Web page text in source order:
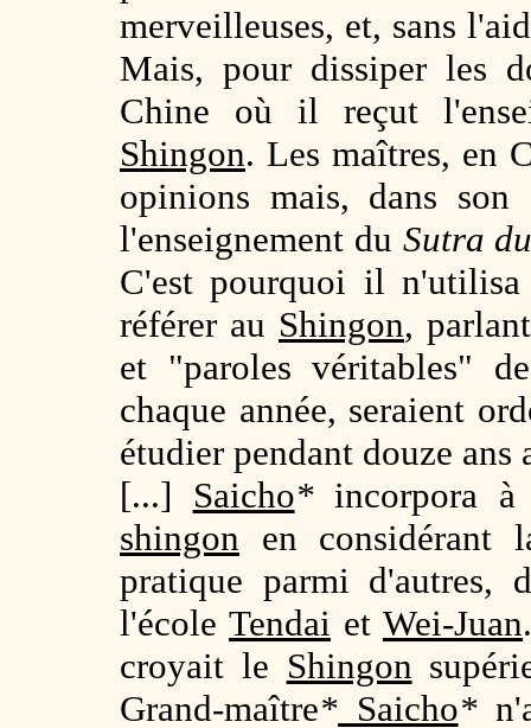
merveilleuses, et, sans
Mais, pour dissiper les
Chine où il reçut
Shingon. Les maîtres, en
opinions mais, dans
l'enseignement du Sutra
C'est pourquoi il
référer au Shingon,
et "paroles véritables"
chaque année, seraient
étudier pendant douze
[...] Saicho*incorpora à
shingon en considérant
pratique parmi d'autres,
l'école Tendai et Wei-Juan
croyait le Shingon
Grand-maître* Saicho*